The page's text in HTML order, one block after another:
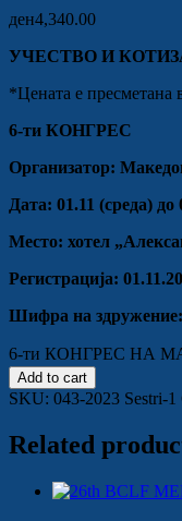
ден4,340.00
УЧЕСТВО И
*Цената е пресметана
6-ти КОНГРЕС
Организатор:
Дата: 01.11 (среда) до
Место: хотел
Регистрација:
Шифра на
6-ти КОНГРЕС НА
Add to cart
SKU: 043-2023 Sestri-1
Related